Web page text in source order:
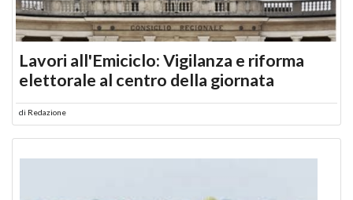
Lavori all'Emiciclo: Vigilanza e riforma
elettorale al centro della giornata
di Redazione